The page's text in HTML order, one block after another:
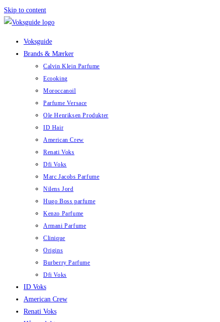
Skip to content
Voksguide
Brands & Mærker
Calvin Klein Parfume
Ecooking
Moroccanoil
Parfume Versace
Ole Henriksen Produkter
ID Hair
American Crew
Renati Voks
Dfi Voks
Marc Jacobs Parfume
Nilens Jord
Hugo Boss parfume
Kenzo Parfume
Armani Parfume
Clinique
Origins
Burberry Parfume
Dfi Voks
ID Voks
American Crew
Renati Voks